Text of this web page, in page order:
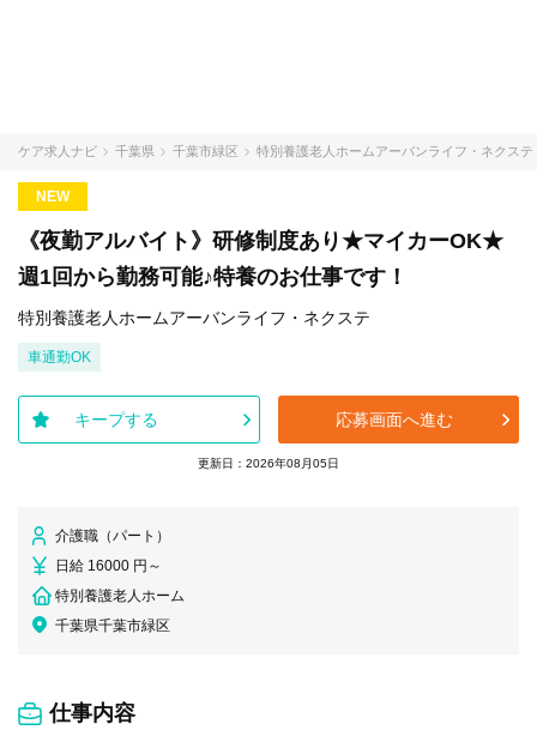
ケア求人ナビ 千葉県 千葉市緑区 特別養護老人ホームアーバンライフ・ネクステ
NEW
《夜勤アルバイト》研修制度あり★マイカーOK★
週1回から勤務可能♪特養のお仕事です！
特別養護老人ホームアーバンライフ・ネクステ
車通勤OK
キープする 応募画面へ進む
更新日：2026年08月05日
介護職（パート）
日給 16000 円～
特別養護老人ホーム
千葉県千葉市緑区
仕事内容